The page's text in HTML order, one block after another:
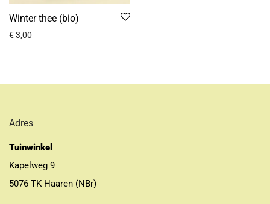
Winter thee (bio)
€3,00
Adres
Tuinwinkel
Kapelweg 9
5076 TK Haaren (NBr)